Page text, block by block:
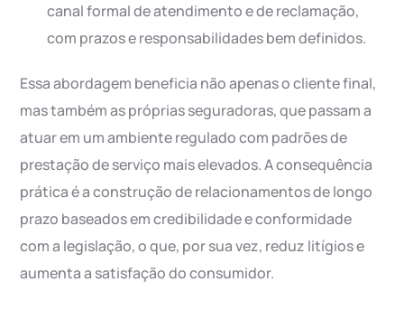
canal formal de atendimento e de reclamação,
com prazos e responsabilidades bem definidos.
Essa abordagem beneficia não apenas o cliente final,
mas também as próprias seguradoras, que passam a
atuar em um ambiente regulado com padrões de
prestação de serviço mais elevados. A consequência
prática é a construção de relacionamentos de longo
prazo baseados em credibilidade e conformidade
com a legislação, o que, por sua vez, reduz litígios e
aumenta a satisfação do consumidor.